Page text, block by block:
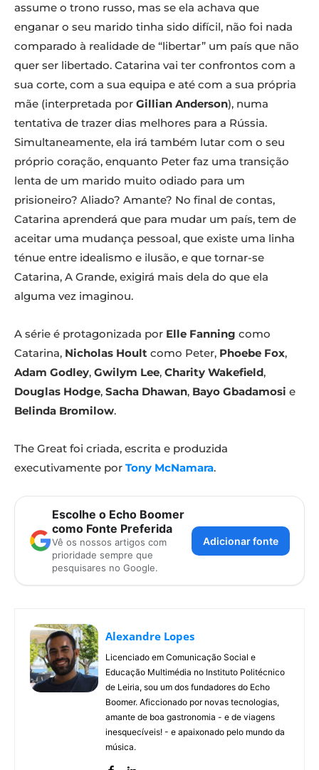
assume o trono russo, mas se ela achava que
enganar o seu marido tinha sido difícil, não foi nada
comparado à realidade de “libertar” um país que não
quer ser libertado. Catarina vai ter confrontos com a
sua corte, com a sua equipa e até com a sua própria
mãe (interpretada por Gillian Anderson), numa
tentativa de trazer dias melhores para a Rússia.
Simultaneamente, ela irá também lutar com o seu
próprio coração, enquanto Peter faz uma transição
lenta de um marido muito odiado para um
prisioneiro? Aliado? Amante? No final de contas,
Catarina aprenderá que para mudar um país, tem de
aceitar uma mudança pessoal, que existe uma linha
ténue entre idealismo e ilusão, e que tornar-se
Catarina, A Grande, exigirá mais dela do que ela
alguma vez imaginou.
A série é protagonizada por Elle Fanning como
Catarina, Nicholas Hoult como Peter, Phoebe Fox,
Adam Godley, Gwilym Lee, Charity Wakefield,
Douglas Hodge, Sacha Dhawan, Bayo Gbadamosi e
Belinda Bromilow.
The Great foi criada, escrita e produzida
executivamente por Tony McNamara.
Escolhe o Echo Boomer
como Fonte Preferida
Vê os nossos artigos com
prioridade sempre que
pesquisares no Google.
Adicionar fonte
Alexandre Lopes
Licenciado em Comunicação Social e
Educação Multimédia no Instituto Politécnico
de Leiria, sou um dos fundadores do Echo
Boomer. Aficcionado por novas tecnologias,
amante de boa gastronomia - e de viagens
inesquecíveis! - e apaixonado pelo mundo da
música.